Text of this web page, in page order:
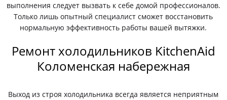
выполнения следует вызвать к себе домой профессионалов.
Только лишь опытный специалист сможет восстановить
нормальную эффективность работы вашей вытяжки.
Ремонт холодильников KitchenAid
Коломенская набережная
Выход из строя холодильника всегда является неприятным